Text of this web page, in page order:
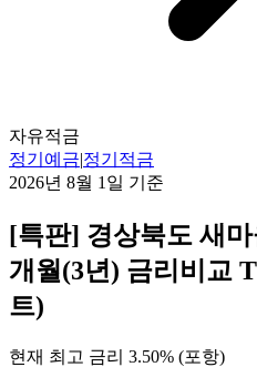
자유적금
정기예금|정기적금
2026년 8월 1일 기준
[특판] 경상북도 새
개월(3년) 금리비교
트)
현재 최고 금리 3.50% (포항)